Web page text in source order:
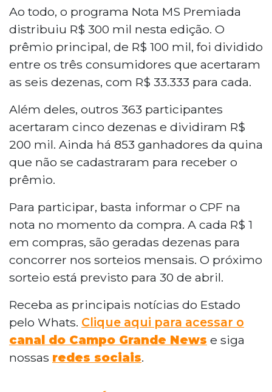
de abril.
Ao todo, o programa Nota MS Premiada
distribuiu R$ 300 mil nesta edição. O
prêmio principal, de R$ 100 mil, foi dividido
entre os três consumidores que acertaram
as seis dezenas, com R$ 33.333 para cada.
Além deles, outros 363 participantes
acertaram cinco dezenas e dividiram R$
200 mil. Ainda há 853 ganhadores da quina
que não se cadastraram para receber o
prêmio.
Para participar, basta informar o CPF na
nota no momento da compra. A cada R$ 1
em compras, são geradas dezenas para
concorrer nos sorteios mensais. O próximo
sorteio está previsto para 30 de abril.
Receba as principais notícias do Estado
pelo Whats. Clique aqui para acessar o
canal do Campo Grande News e siga
nossas redes sociais.